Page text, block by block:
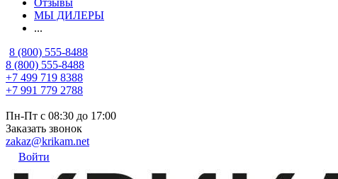
Отзывы
МЫ ДИЛЕРЫ
...
8 (800) 555-8488
8 (800) 555-8488
+7 499 719 8388
+7 991 779 2788
Пн-Пт с 08:30 до 17:00
Заказать звонок
zakaz@krikam.net
Войти